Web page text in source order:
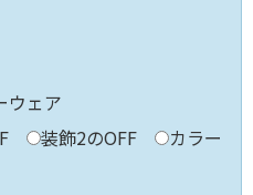
ウェア
装飾2のOFF
カラー